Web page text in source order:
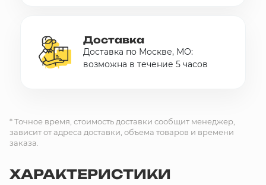
Доставка
Доставка по Москве, МО:
возможна в течение 5 часов
* Точное время, стоимость доставки сообщит менеджер,
зависит от адреса доставки, объема товаров и времени
заказа.
ХАРАКТЕРИСТИКИ